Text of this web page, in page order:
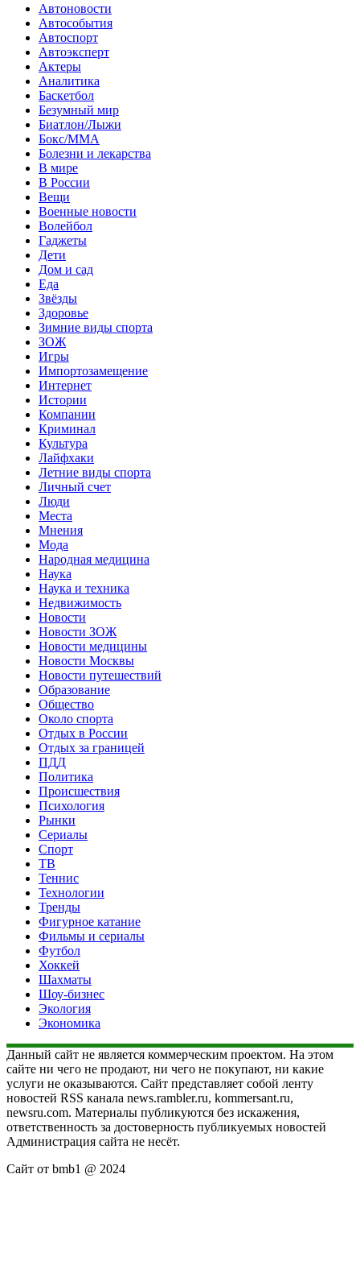
Автоновости
Автособытия
Автоспорт
Автоэксперт
Актеры
Аналитика
Баскетбол
Безумный мир
Биатлон/Лыжи
Бокс/MMA
Болезни и лекарства
В мире
В России
Вещи
Военные новости
Волейбол
Гаджеты
Дети
Дом и сад
Еда
Звёзды
Здоровье
Зимние виды спорта
ЗОЖ
Игры
Импортозамещение
Интернет
Истории
Компании
Криминал
Культура
Лайфхаки
Летние виды спорта
Личный счет
Люди
Места
Мнения
Мода
Народная медицина
Наука
Наука и техника
Недвижимость
Новости
Новости ЗОЖ
Новости медицины
Новости Москвы
Новости путешествий
Образование
Общество
Около спорта
Отдых в России
Отдых за границей
ПДД
Политика
Происшествия
Психология
Рынки
Сериалы
Спорт
ТВ
Теннис
Технологии
Тренды
Фигурное катание
Фильмы и сериалы
Футбол
Хоккей
Шахматы
Шоу-бизнес
Экология
Экономика
Данный сайт не является коммерческим проектом. На этом
сайте ни чего не продают, ни чего не покупают, ни какие
услуги не оказываются. Сайт представляет собой ленту
новостей RSS канала news.rambler.ru, kommersant.ru,
newsru.com. Материалы публикуются без искажения,
ответственность за достоверность публикуемых новостей
Администрация сайта не несёт.
Сайт от bmb1 @ 2024